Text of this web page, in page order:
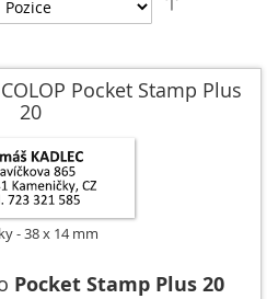
Pocket Stamp Plus
20
38 x 14 mm
Pocket Stamp Plus 20